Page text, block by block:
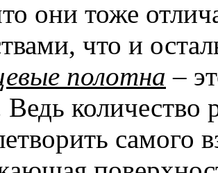
они тоже
что и
полотна –
количество
самого